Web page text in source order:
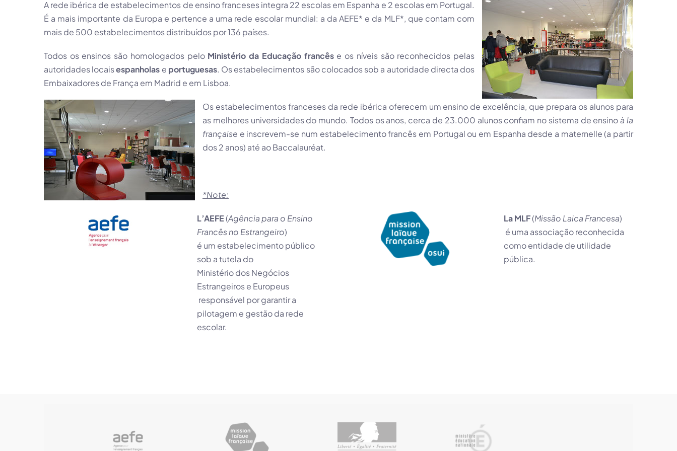
A rede ibérica de estabelecimentos de ensino franceses integra 22 escolas em Espanha e 2 escolas em Portugal.
É a mais importante da Europa e pertence a uma rede escolar mundial: a daAEFE* e da MLF*, que contam com
mais de 500 estabelecimentos distribuídos por 136 países.
Todos os ensinos são homologados pelo Ministério da Educação francêse os níveis são reconhecidos pelas
autoridades locaisespanholas e portuguesas. Os estabelecimentos são colocados sob a autoridade directa dos
Embaixadores de França em Madrid e em Lisboa.
Os estabelecimentos franceses da rede ibérica oferecem um ensino de excelência, que prepara os alunos para
as melhores universidades do mundo. Todos os anos, cerca de 23.000 alunos confiam no sistema de ensinoà la
française e inscrevem-se num estabelecimento francês em Portugal ou em Espanha desde a maternelle(a partir
dos 2 anos) até aoBaccalauréat.
*Note:
L’AEFE(Agência para o Ensino
Francês no Estrangeiro)
é um estabelecimento público
sob a tutela do
Ministério dos Negócios
Estrangeiros e Europeus
responsável por garantir a
pilotagem e gestão da rede
escolar.
La MLF(Missão Laica Francesa)
é uma associação reconhecida
como entidade de utilidade
pública.